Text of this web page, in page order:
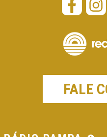
FALE